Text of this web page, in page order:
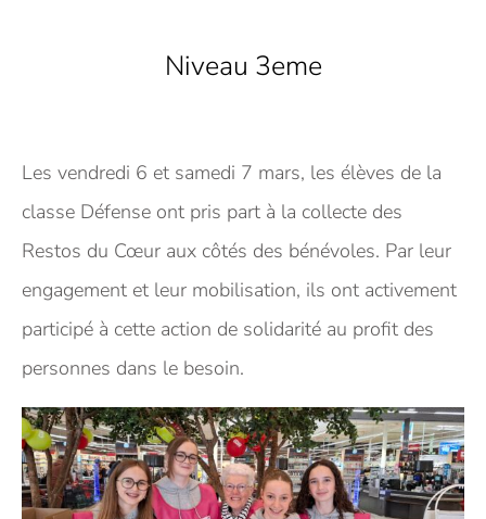
Niveau 3eme
Les vendredi 6 et samedi 7 mars, les élèves de la
classe Défense ont pris part à la collecte des
Restos du Cœur aux côtés des bénévoles. Par leur
engagement et leur mobilisation, ils ont activement
participé à cette action de solidarité au profit des
personnes dans le besoin.